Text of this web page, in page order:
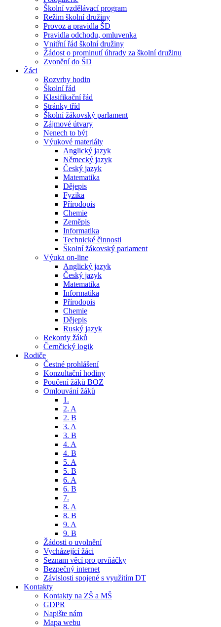
Školní vzdělávací program
Režim školní družiny
Provoz a pravidla ŠD
Pravidla odchodu, omluvenka
Vnitřní řád školní družiny
Žádost o prominutí úhrady za školní družinu
Zvonění do ŠD
Žáci
Rozvrhy hodin
Školní řád
Klasifikační řád
Stránky tříd
Školní žákovský parlament
Zájmové útvary
Nenech to být
Výukové materiály
Anglický jazyk
Německý jazyk
Český jazyk
Matematika
Dějepis
Fyzika
Přírodopis
Chemie
Zeměpis
Informatika
Technické činnosti
Školní žákovský parlament
Výuka on-line
Anglický jazyk
Český jazyk
Matematika
Informatika
Přírodopis
Chemie
Dějepis
Ruský jazyk
Rekordy žáků
Černčický logik
Rodiče
Čestné prohlášení
Konzultační hodiny
Poučení žáků BOZ
Omlouvání žáků
1.
2. A
2. B
3. A
3. B
4. A
4. B
5. A
5. B
6. A
6. B
7.
8. A
8. B
9. A
9. B
Žádosti o uvolnění
Vycházející žáci
Seznam věcí pro prvňáčky
Bezpečný internet
Závislosti spojené s využitím DT
Kontakty
Kontakty na ZŠ a MŠ
GDPR
Napište nám
Mapa webu